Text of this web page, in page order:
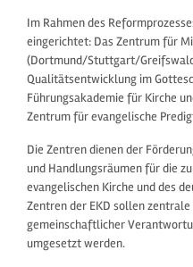
Im Rahmen des
eingerichtet: Das Zentrum für
(Dortmund/Stuttgart/
Qualitätsentwicklung im
Führungsakademie für Kirche
Zentrum für evangelische
Die Zentren dienen der
und Handlungsräumen für die
evangelischen Kirche und des
Zentren der EKD sollen
gemeinschaftlicher
umgesetzt werden.